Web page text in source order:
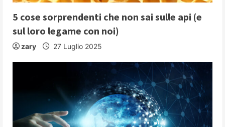
5 cose sorprendenti che non sai sulle api (e
sul loro legame con noi)
zary 27 Luglio 2025